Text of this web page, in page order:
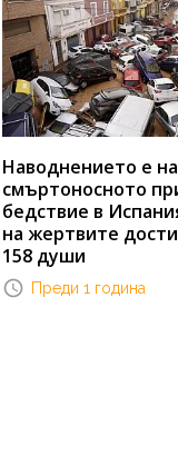
Наводнението е
смъртоносното
бедствие в
на жертвите
158 души
Преди 1 година